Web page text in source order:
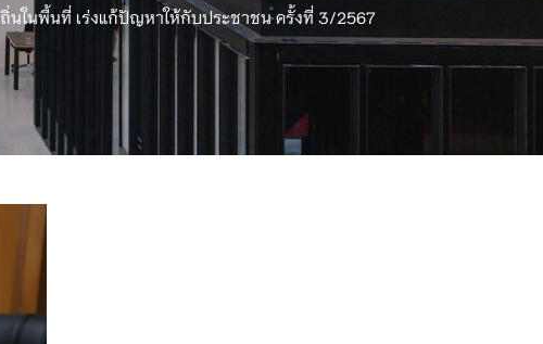
ในพื้นที่ เร่งแก้ปัญหาให้กับประชาชน ครั้งที่ 3/2567